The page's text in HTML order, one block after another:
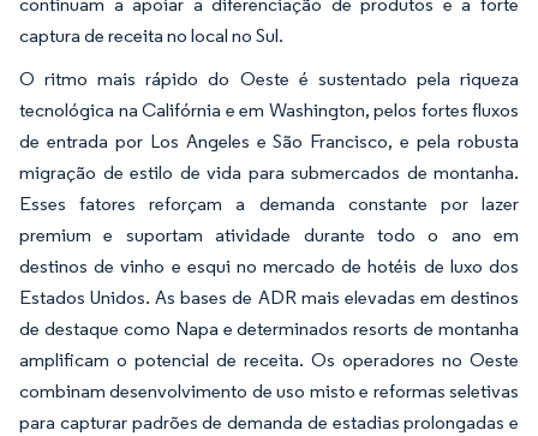
continuam a apoiar a diferenciação de produtos e a forte
captura de receita no local no Sul.
O ritmo mais rápido do Oeste é sustentado pela riqueza
tecnológica na Califórnia e em Washington, pelos fortes fluxos
de entrada por Los Angeles e São Francisco, e pela robusta
migração de estilo de vida para submercados de montanha.
Esses fatores reforçam a demanda constante por lazer
premium e suportam atividade durante todo o ano em
destinos de vinho e esqui no mercado de hotéis de luxo dos
Estados Unidos. As bases de ADR mais elevadas em destinos
de destaque como Napa e determinados resorts de montanha
amplificam o potencial de receita. Os operadores no Oeste
combinam desenvolvimento de uso misto e reformas seletivas
para capturar padrões de demanda de estadias prolongadas e